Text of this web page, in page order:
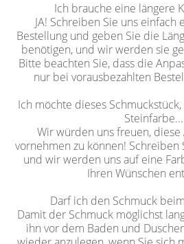
Ich brauche eine längere
JA! Schreiben Sie uns
Bestellung und geben Sie die
benötigen, und wir werden sie
Bitte beachten Sie, dass die
nur bei vorausbezahlten
Ich möchte dieses
Steinfarbe...
Wir würden uns freuen, diese
vornehmen zu können! Schreiben
und wir werden uns auf eine
Ihren Wünschen
Darf ich den Schmuck
Damit der Schmuck möglichst
ihn vor dem Baden und